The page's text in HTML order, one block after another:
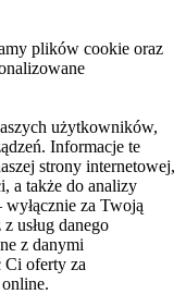
plików cookie oraz
użytkowników,
Informacje te
strony internetowej,
a także do analizy
za Twoją
usług danego
z danymi
Ci oferty za